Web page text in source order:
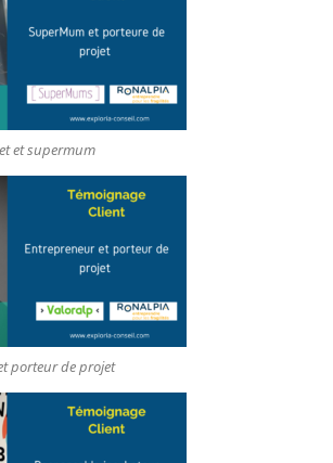
et supermum
porteur de projet